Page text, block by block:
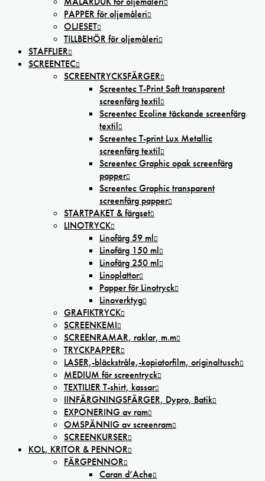
PAPPER för oljemåleri
OLJESET
TILLBEHÖR för oljemåleri
STAFFLIER
SCREENTEC
SCREENTRYCKSFÄRGER
Screentec T-Print Soft transparent
screenfärg textil
Screentec Ecoline täckande screenfärg
textil
Screentec T-print Lux Metallic
screenfärg textil
Screentec Graphic opak screenfärg
papper
Screentec Graphic transparent
screenfärg papper
STARTPAKET & färgset
LINOTRYCK
Linofärg 59 ml
Linofärg 150 ml
Linofärg 250 ml
Linoplattor
Papper för Linotryck
Linoverktyg
GRAFIKTRYCK
SCREENKEMI
SCREENRAMAR, raklar, m.m
TRYCKPAPPER
LASER,-bläckstråle,-kopiatorfilm, oríginaltusch
MEDIUM för screentryck
TEXTILIER T-shirt, kassar
IINFÄRGNINGSFÄRGER, Dypro, Batik
EXPONERING av ram
OMSPÄNNIG av screenram
SCREENKURSER
KOL, KRITOR & PENNOR
FÄRGPENNOR
Caran d’Ache